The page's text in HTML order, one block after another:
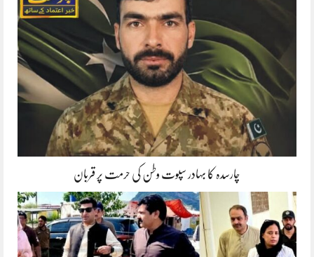
چارسدہ کا بہادر سپوت وطن کی حرمت پر قربان